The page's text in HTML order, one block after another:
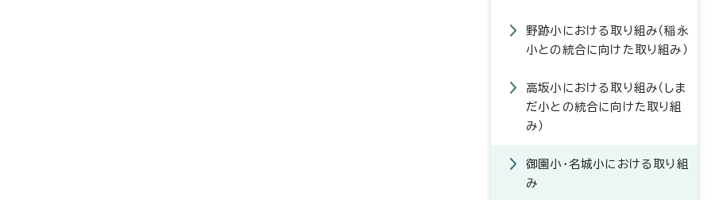
野跡小における取り組み（稲永
小との統合に向けた取り組み）
高坂小における取り組み（しま
だ小との統合に向けた取り組
み）
御園小・名城小における取り組
み